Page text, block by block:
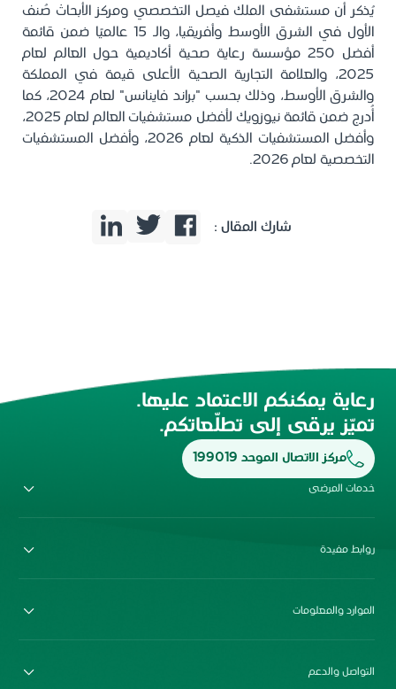
يُذكر أن مستشفى الملك فيصل التخصصي ومركز الأبحاث صُنف
الأول في الشرق الأوسط وأفريقيا، والـ 15 عالميًا ضمن قائمة
أفضل 250 مؤسسة رعاية صحية أكاديمية حول العالم لعام
2025، والعلامة التجارية الصحية الأعلى قيمة في المملكة
والشرق الأوسط، وذلك بحسب "براند فاينانس" لعام 2024، كما
أُدرج ضمن قائمة نيوزويك لأفضل مستشفيات العالم لعام 2025،
وأفضل المستشفيات الذكية لعام 2026، وأفضل المستشفيات
التخصصية لعام 2026.
شارك المقال :
رعاية يمكنكم الاعتماد عليها.
تميّز يرقى إلى تطلّعاتكم.
مركز الاتصال الموحد 199019
خدمات المرضى
روابط مفيدة
الموارد والمعلومات
التواصل والدعم